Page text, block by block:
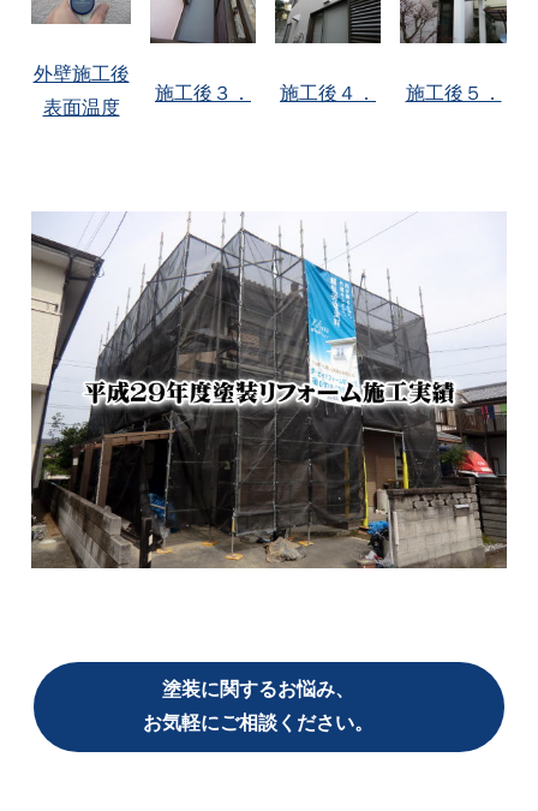
外壁施工後
表面温度
施工後３． 施工後４． 施工後５．
塗装に関するお悩み、
お気軽にご相談ください。